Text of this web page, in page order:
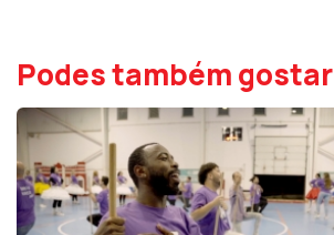
Podes também gostar